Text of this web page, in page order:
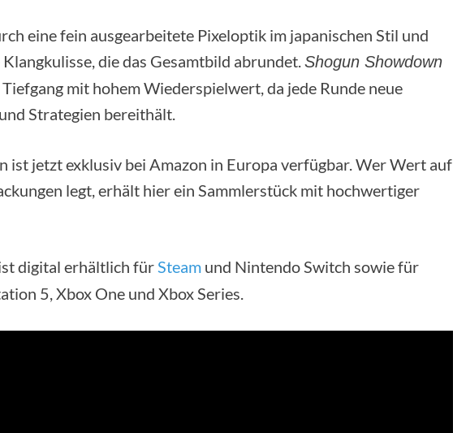
eine fein ausgearbeitete Pixeloptik im japanischen Stil und
die das Gesamtbild abrundet.Shogun Showdown
mit hohem Wiederspielwert, da jede Runde neue
Strategien bereithält.
ist jetzt exklusiv bei Amazon in Europa verfügbar. Wer Wert auf
legt, erhält hier ein Sammlerstück mit hochwertiger
digital erhältlich fürSteam und Nintendo Switch sowie für
5, Xbox One und Xbox Series.